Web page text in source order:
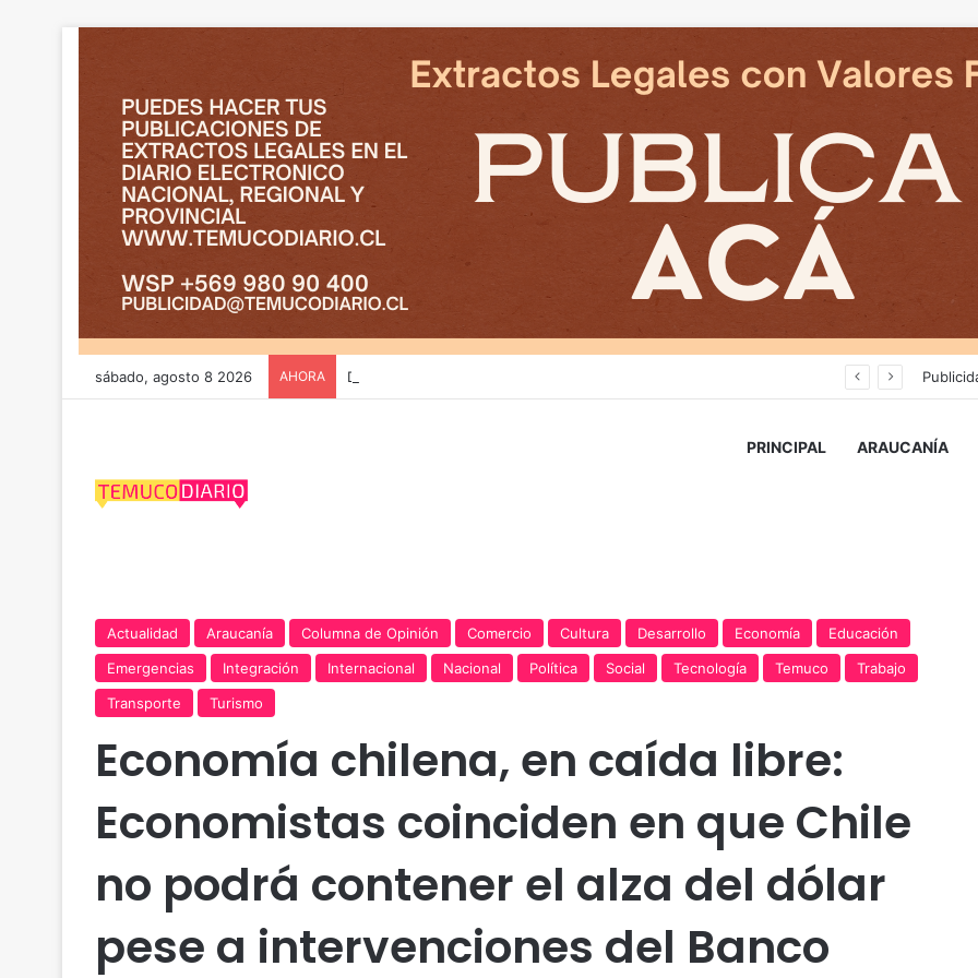
sábado, agosto 8 2026 AHORA
PRINCIPAL ARAUCANÍA
Actualidad Araucanía Columna de Opinión Comercio Cultura Desarrollo Economía
Educación
Emergencias
Integración Internacional Nacional Política Social Tecnología Temuco
Trabajo
Transporte
Turismo
Economía chilena, en caída libre:
Economistas coinciden en que Chile
no podrá contener el alza del dólar
pese a intervenciones del Banco